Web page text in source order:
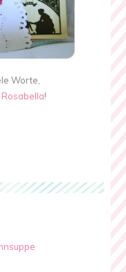
Worte,
Rosabella!